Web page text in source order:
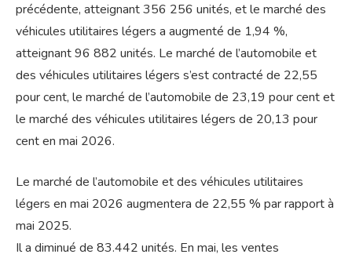
précédente, atteignant 356 256 unités, et le marché des
véhicules utilitaires légers a augmenté de 1,94 %,
atteignant 96 882 unités. Le marché de l’automobile et
des véhicules utilitaires légers s’est contracté de 22,55
pour cent, le marché de l’automobile de 23,19 pour cent et
le marché des véhicules utilitaires légers de 20,13 pour
cent en mai 2026.
Le marché de l’automobile et des véhicules utilitaires
légers en mai 2026 augmentera de 22,55 % par rapport à
mai 2025.
Il a diminué de 83.442 unités. En mai, les ventes